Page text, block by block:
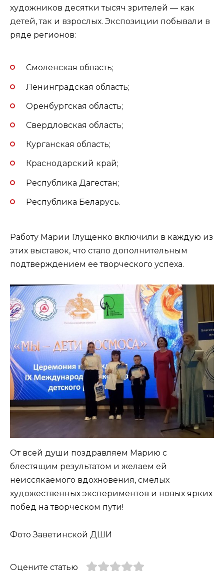
художников десятки тысяч зрителей — как
детей, так и взрослых. Экспозиции побывали в
ряде регионов:
Смоленская область;
Ленинградская область;
Оренбургская область;
Свердловская область;
Курганская область;
Краснодарский край;
Республика Дагестан;
Республика Беларусь.
Работу Марии Глущенко включили в каждую из
этих выставок, что стало дополнительным
подтверждением ее творческого успеха.
От всей души поздравляем Марию с
блестящим результатом и желаем ей
неиссякаемого вдохновения, смелых
художественных экспериментов и новых ярких
побед на творческом пути!
Фото Заветинской ДШИ
Оцените статью